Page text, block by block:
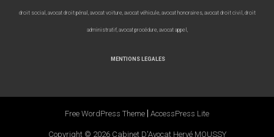
droit social, avocat droit pénal, avocat voiture, avocat véhicule, avocat honoraires, avocat droit civil, droit
administratif, avocat procédure, avocat appel,
MENTIONS LEGALES
Free WordPress Theme AccessPress Lite
Copyright © 2026 Cabinet D'Avocat Hervé MOUSSY